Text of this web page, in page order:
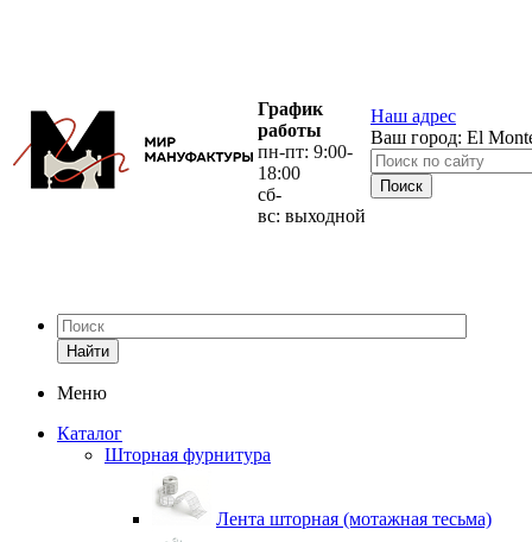
График
работы
пн-пт: 9:00-
18:00
сб-
вс: выходной
Наш адрес
Ваш город: El
Найти
Меню
Каталог
Шторная фурнитура
Лента шторная (мотажная тесьма)